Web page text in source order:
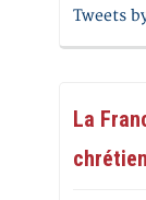
Tweets
La